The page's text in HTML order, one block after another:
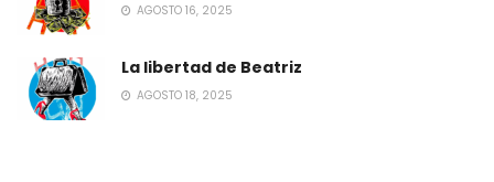
AGOSTO 16, 2025
La libertad de Beatriz
AGOSTO 18, 2025